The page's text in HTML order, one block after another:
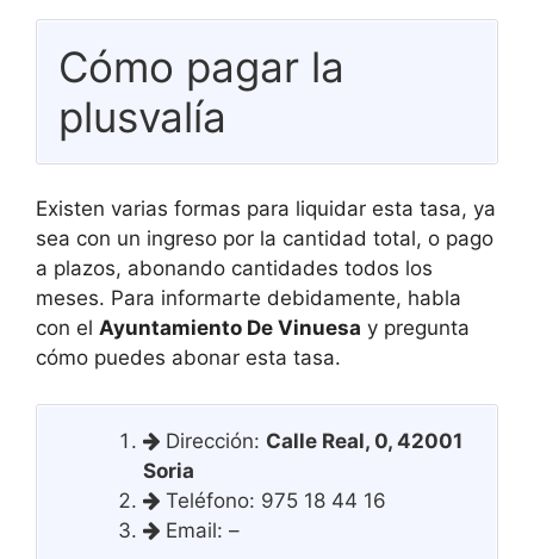
Cómo pagar la
plusvalía
Existen varias formas para liquidar esta tasa, ya
sea con un ingreso por la cantidad total, o pago
a plazos, abonando cantidades todos los
meses. Para informarte debidamente, habla
con el Ayuntamiento De Vinuesa y pregunta
cómo puedes abonar esta tasa.
Dirección: Calle Real, 0, 42001
Soria
Teléfono: 975 18 44 16
Email: –